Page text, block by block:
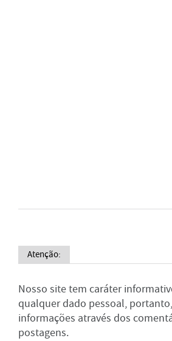
Atenção:
Nosso site tem caráter
qualquer dado pessoal,
informações através dos
postagens.